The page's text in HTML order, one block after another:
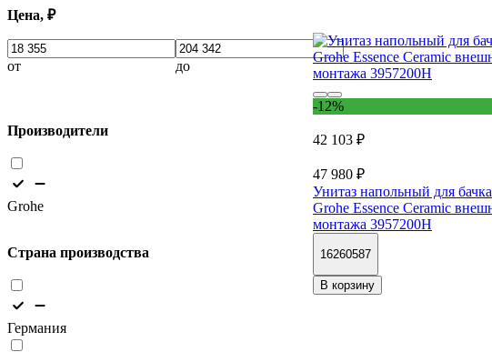
Цена, ₽
от до
Производители
Grohe
Страна производства
Германия
-12%
42 103 ₽
47 980 ₽
Унитаз напольный для бачка
Grohe Essence Ceramic
монтажа 3957200H
16260587
В корзину